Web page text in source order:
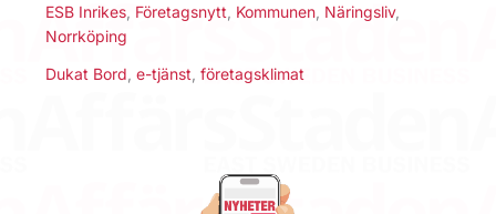
ESB Inrikes Företagsnytt Kommunen Näringsliv,
Norrköping
Dukat Bord e-tjänst företagsklimat